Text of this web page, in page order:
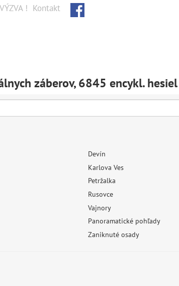
! Kontakt
záberov, 6845 encykl. hesiel
Devín
Karlova Ves
Petržalka
Rusovce
Vajnory
Panoramatické pohľady
Zaniknuté osady